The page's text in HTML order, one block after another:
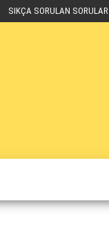
SIKÇA SORULAN SORULAR